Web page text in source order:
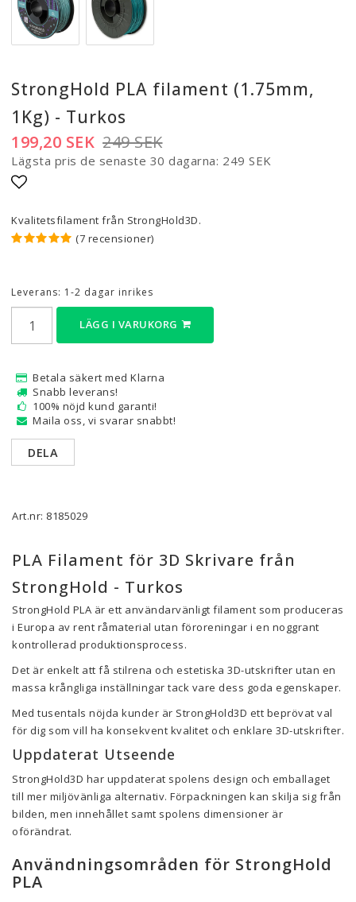
StrongHold PLA filament (1.75mm,
1Kg) - Turkos
249 SEK
199,20 SEK
Lägsta pris de senaste 30 dagarna 249 SEK
Kvalitetsfilament från StrongHold3D.
(7 recensioner)
Leverans: 1-2 dagar inrikes
LÄGG I VARUKORG
Betala säkert med Klarna
Snabb leverans!
100% nöjd kund garanti!
Maila oss, vi svarar snabbt!
DELA
Art.nr: 8185029
PLA Filament för 3D Skrivare från
StrongHold - Turkos
StrongHold PLA är ett användarvänligt filament som produceras
i Europa av rent råmaterial utan föroreningar i en noggrant
kontrollerad produktionsprocess.
Det är enkelt att få stilrena och estetiska 3D-utskrifter utan en
massa krångliga inställningar tack vare dess goda egenskaper.
Med tusentals nöjda kunder är StrongHold3D ett beprövat val
för dig som vill ha konsekvent kvalitet och enklare 3D-utskrifter.
Uppdaterat Utseende
StrongHold3D har uppdaterat spolens design och emballaget
till mer miljövänliga alternativ. Förpackningen kan skilja sig från
bilden, men innehållet samt spolens dimensioner är
oförändrat.
Användningsområden för StrongHold
PLA